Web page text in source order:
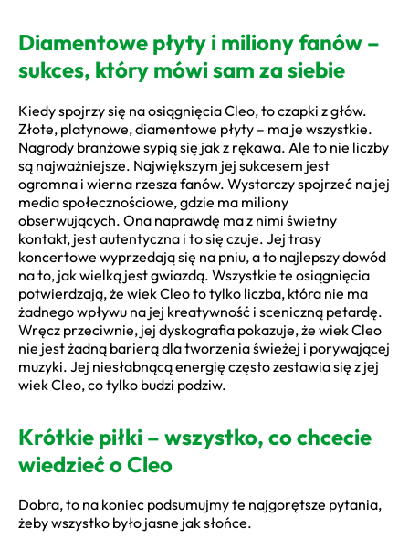
Diamentowe płyty i miliony fanów –
sukces, który mówi sam za siebie
Kiedy spojrzy się na osiągnięcia Cleo, to czapki z głów.
Złote, platynowe, diamentowe płyty – ma je wszystkie.
Nagrody branżowe sypią się jak z rękawa. Ale to nie liczby
są najważniejsze. Największym jej sukcesem jest
ogromna i wierna rzesza fanów. Wystarczy spojrzeć na jej
media społecznościowe, gdzie ma miliony
obserwujących. Ona naprawdę ma z nimi świetny
kontakt, jest autentyczna i to się czuje. Jej trasy
koncertowe wyprzedają się na pniu, a to najlepszy dowód
na to, jak wielką jest gwiazdą. Wszystkie te osiągnięcia
potwierdzają, że wiek Cleo to tylko liczba, która nie ma
żadnego wpływu na jej kreatywność i sceniczną petardę.
Wręcz przeciwnie, jej dyskografia pokazuje, że wiek Cleo
nie jest żadną barierą dla tworzenia świeżej i porywającej
muzyki. Jej niesłabnącą energię często zestawia się z jej
wiek Cleo, co tylko budzi podziw.
Krótkie piłki – wszystko, co chcecie
wiedzieć o Cleo
Dobra, to na koniec podsumujmy te najgorętsze pytania,
żeby wszystko było jasne jak słońce.